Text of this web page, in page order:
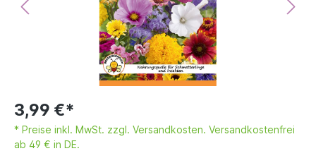
3,99 €*
* Preise inkl. MwSt. zzgl. Versandkosten. Versandkostenfrei
ab 49 € in DE.